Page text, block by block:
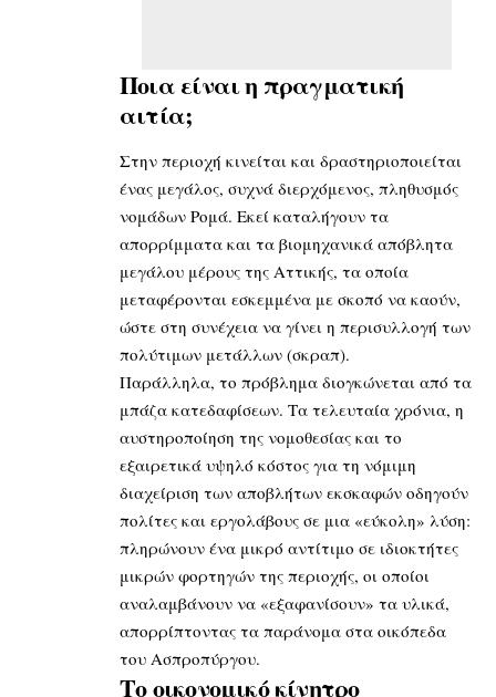
Ποια είναι η πραγματική
αιτία;
Στην περιοχή κινείται και δραστηριοποιείται
ένας μεγάλος, συχνά διερχόμενος, πληθυσμός
νομάδων Ρομά. Εκεί καταλήγουν τα
απορρίμματα και τα βιομηχανικά απόβλητα
μεγάλου μέρους της Αττικής, τα οποία
μεταφέρονται εσκεμμένα με σκοπό να καούν,
ώστε στη συνέχεια να γίνει η περισυλλογή των
πολύτιμων μετάλλων (σκραπ).
Παράλληλα, το πρόβλημα διογκώνεται από τα
μπάζα κατεδαφίσεων. Τα τελευταία χρόνια, η
αυστηροποίηση της νομοθεσίας και το
εξαιρετικά υψηλό κόστος για τη νόμιμη
διαχείριση των αποβλήτων εκσκαφών οδηγούν
πολίτες και εργολάβους σε μια «εύκολη» λύση:
πληρώνουν ένα μικρό αντίτιμο σε ιδιοκτήτες
μικρών φορτηγών της περιοχής, οι οποίοι
αναλαμβάνουν να «εξαφανίσουν» τα υλικά,
απορρίπτοντας τα παράνομα στα οικόπεδα
του Ασπροπύργου.
Το οικονομικό κίνητρο